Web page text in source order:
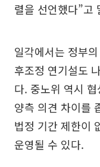
렬을 선언했다”고
일각에서는 정부
후조정 연기설도
다. 중노위 역시
양측 의견 차이를
법정 기간 제한이
운영될 수 있다.